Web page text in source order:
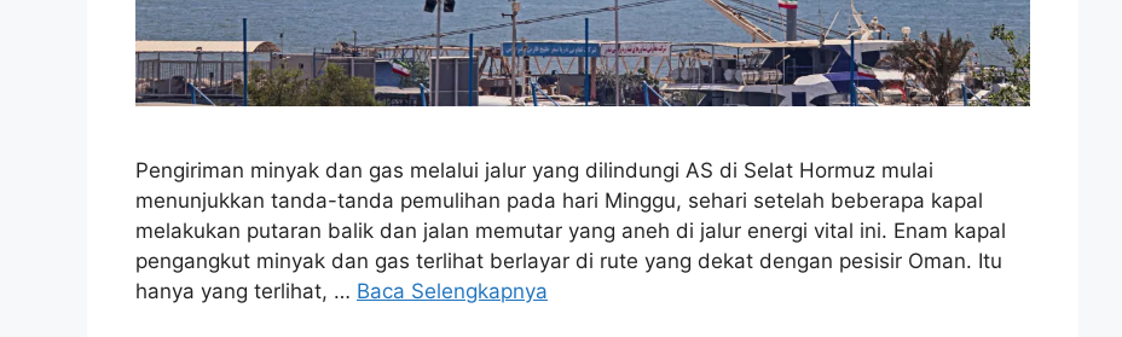
Pengiriman minyak dan gas melalui jalur yang dilindungi AS di Selat Hormuz mulai
menunjukkan tanda-tanda pemulihan pada hari Minggu, sehari setelah beberapa kapal
melakukan putaran balik dan jalan memutar yang aneh di jalur energi vital ini. Enam kapal
pengangkut minyak dan gas terlihat berlayar di rute yang dekat dengan pesisir Oman. Itu
hanya yang terlihat, … Baca Selengkapnya